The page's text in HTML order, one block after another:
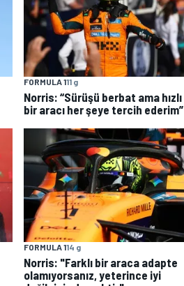
FORMULA 111 g
Norris: “Sürüşü berbat ama hızlı
bir aracı her şeye tercih ederim”
FORMULA 114 g
Norris: "Farklı bir araca adapte
olamıyorsanız, yeterince iyi